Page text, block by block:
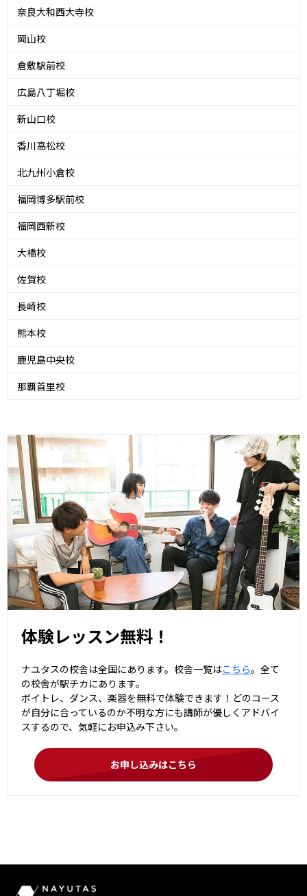
奈良大和西大寺校
岡山校
倉敷駅前校
広島八丁堀校
新山口校
香川高松校
北九州小倉校
福岡博多駅前校
福岡西新校
大橋校
佐賀校
長崎校
熊本校
鹿児島中央校
那覇首里校
体験レッスン無料！
ナユタスの校舎は全国にあります。校舎一覧はこちら。全て
の校舎が駅チカにあります。
ボイトレ、ダンス、楽器を無料で体験できます！どのコース
が自分に合っているのか不明な方にも講師が優しくアドバイ
スするので、気軽にお申込み下さい。
お申し込みはこちら